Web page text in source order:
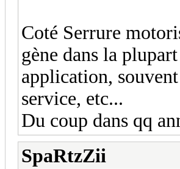
Coté Serrure
gène dans la
application,
service, etc...
Du coup dans qq
SpaRtzZii